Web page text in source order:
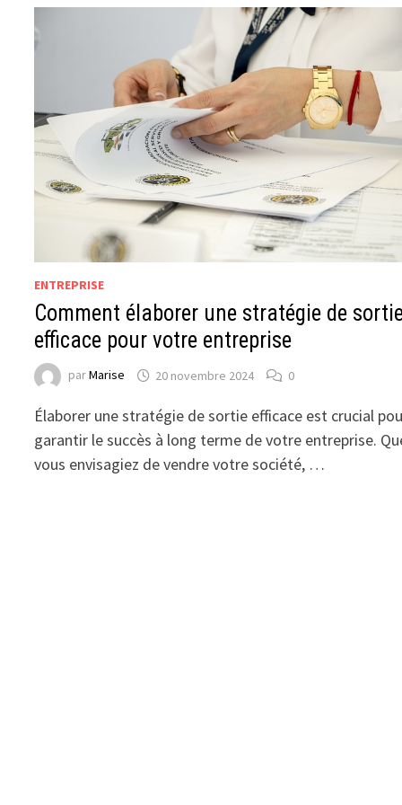
ENTREPRISE
Comment élaborer une stratégie de
efficace pour votre entreprise
parMarise 20 novembre 2024 0
Élaborer une stratégie de sortie efficace est crucial
garantir le succès à long terme de votre entreprise.
vous envisagiez de vendre votre société, …